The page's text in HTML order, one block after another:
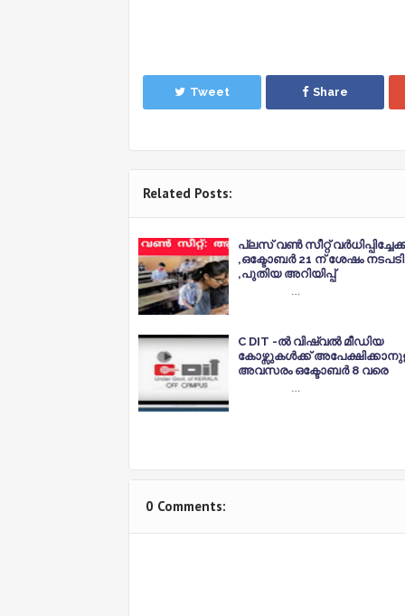
Tweet Share
Related Posts:
പ്ലസ് വൺ സീറ്റ്
,ഒക്ടോബർ 21 ന് ശേഷം നടപടി
,പുതിയ അറിയിപ്പ്
…
C DIT -ൽ വിഷ്വൽ മീഡിയ
കോഴ്സുകൾക്ക്
അവസരം ഒക്ടോബർ 8 വരെ
…
0 Comments: